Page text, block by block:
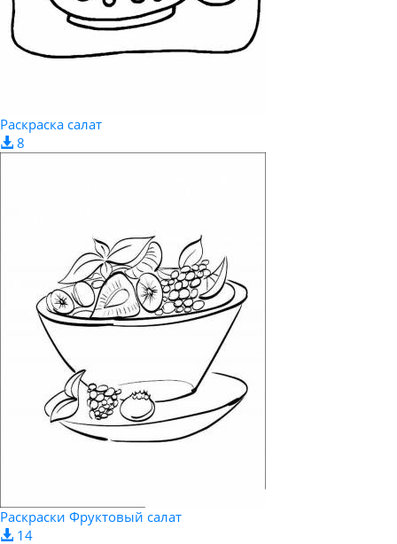
Раскраска салат
8
Раскраски Фруктовый салат
14